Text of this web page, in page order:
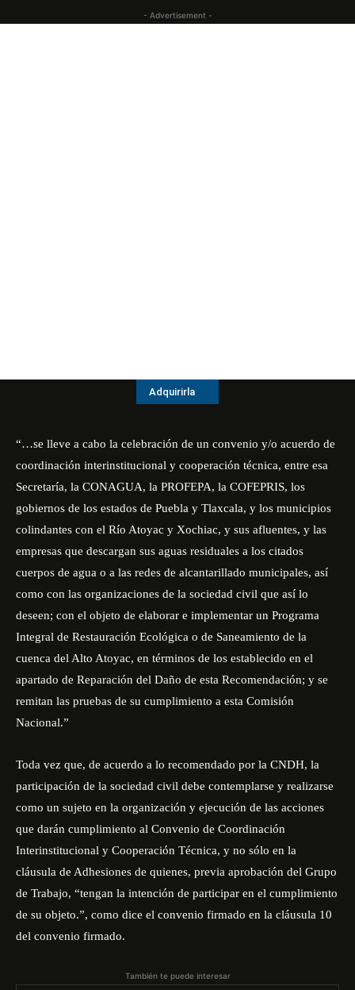
- Advertisement -
Adquirirla
“…se lleve a cabo la celebración de un convenio y/o acuerdo de
coordinación interinstitucional y cooperación técnica, entre esa
Secretaría, la CONAGUA, la PROFEPA, la COFEPRIS, los
gobiernos de los estados de Puebla y Tlaxcala, y los municipios
colindantes con el Río Atoyac y Xochiac, y sus afluentes, y las
empresas que descargan sus aguas residuales a los citados
cuerpos de agua o a las redes de alcantarillado municipales, así
como con las organizaciones de la sociedad civil que así lo
deseen; con el objeto de elaborar e implementar un Programa
Integral de Restauración Ecológica o de Saneamiento de la
cuenca del Alto Atoyac, en términos de los establecido en el
apartado de Reparación del Daño de esta Recomendación; y se
remitan las pruebas de su cumplimiento a esta Comisión
Nacional.”
Toda vez que, de acuerdo a lo recomendado por la CNDH, la
participación de la sociedad civil debe contemplarse y realizarse
como un sujeto en la organización y ejecución de las acciones
que darán cumplimiento al Convenio de Coordinación
Interinstitucional y Cooperación Técnica, y no sólo en la
cláusula de Adhesiones de quienes, previa aprobación del Grupo
de Trabajo, “tengan la intención de participar en el cumplimiento
de su objeto.”, como dice el convenio firmado en la cláusula 10
del convenio firmado.
También te puede interesar